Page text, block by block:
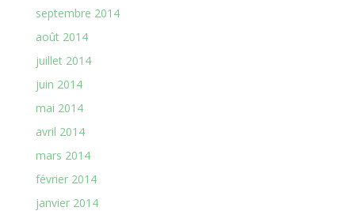
septembre 2014
août 2014
juillet 2014
juin 2014
mai 2014
avril 2014
mars 2014
février 2014
janvier 2014